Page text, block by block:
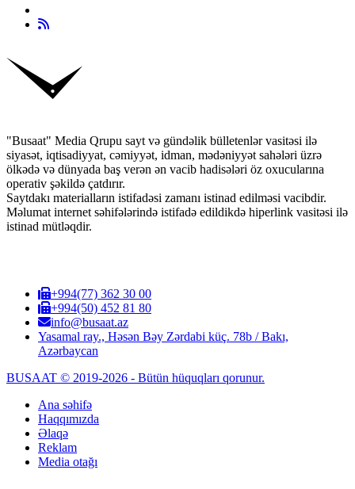
"Busaat" Media Qrupu sayt və gündəlik bülletenlər vasitəsi ilə
siyasət, iqtisadiyyat, cəmiyyət, idman, mədəniyyət sahələri üzrə
ölkədə və dünyada baş verən ən vacib hadisələri öz oxucularına
operativ şəkildə çatdırır.
Saytdakı materialların istifadəsi zamanı istinad edilməsi vacibdir.
Məlumat internet səhifələrində istifadə edildikdə hiperlink vasitəsi ilə
istinad mütləqdir.
+994(77) 362 30 00
+994(50) 452 81 80
info@busaat.az
Yasamal ray., Həsən Bəy Zərdabi küç. 78b / Bakı,
Azərbaycan
BUSAAT © 2019-2026 - Bütün hüquqları qorunur.
Ana səhifə
Haqqımızda
Əlaqə
Reklam
Media otağı